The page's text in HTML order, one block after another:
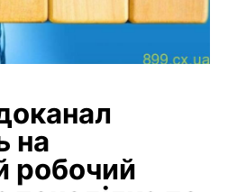
на
робочий